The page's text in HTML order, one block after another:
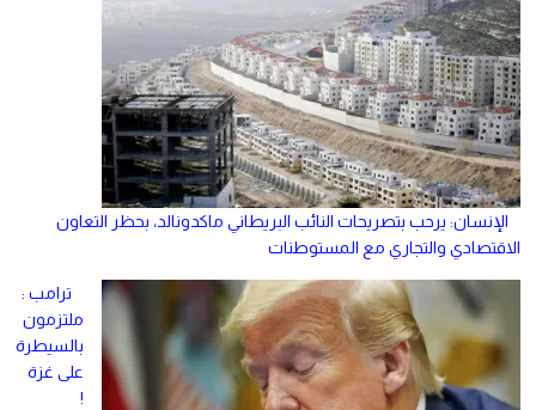
الإنسان: يرحب بتصريحات النائب البريطاني ماكدونالد، بحظر التعاون
الاقتصادي والتجاري مع المستوطنات
ترامب :
ملتزمون
بالسيطرة
على غزة
!